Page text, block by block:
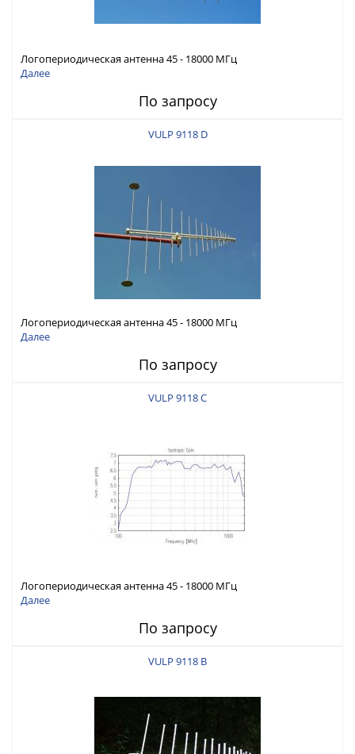
Логопериодическая антенна 45 - 18000 МГц
Далее
По запросу
VULP 9118 D
Логопериодическая антенна 45 - 18000 МГц
Далее
По запросу
VULP 9118 C
Логопериодическая антенна 45 - 18000 МГц
Далее
По запросу
VULP 9118 B